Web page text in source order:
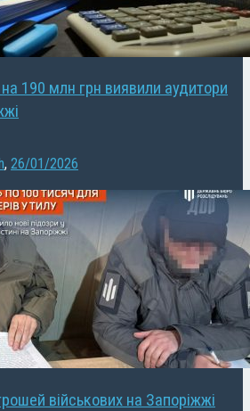
190 млн грн виявили аудитори
, 26/01/2026
військових на Запоріжжі